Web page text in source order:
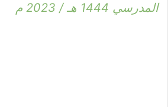
المدرسي 1444 هـ / 2023 م